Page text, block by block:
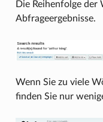
Die Reihenfolge
Abfrageergebnisse.
Wenn Sie zu viele
finden Sie nur